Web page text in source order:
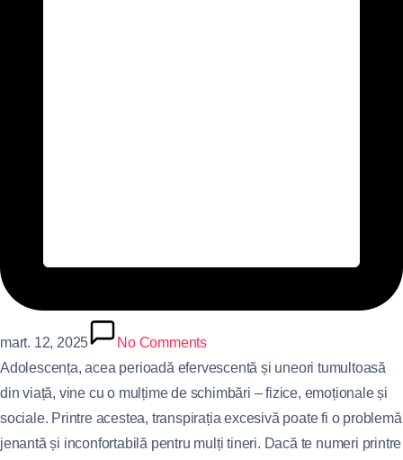
mart. 12, 2025
No Comments
Adolescența, acea perioadă efervescentă și uneori tumultoasă
din viață, vine cu o mulțime de schimbări – fizice, emoționale și
sociale. Printre acestea, transpirația excesivă poate fi o problemă
jenantă și inconfortabilă pentru mulți tineri. Dacă te numeri printre